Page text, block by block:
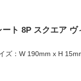
ト 8P スクエア ヴ
ズ：W 190mm x H